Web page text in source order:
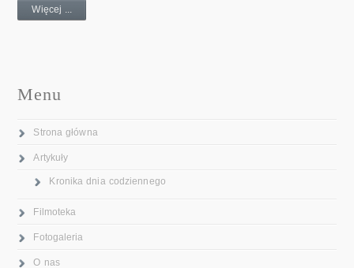
Więcej ...
Menu
Strona główna
Artykuły
Kronika dnia codziennego
Filmoteka
Fotogaleria
O nas